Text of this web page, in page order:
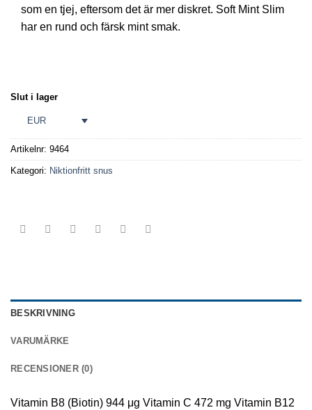
som en tjej, eftersom det är mer diskret. Soft Mint Slim
har en rund och färsk mint smak.
Slut i lager
EUR
Artikelnr: 9464
Kategori: Niktionfritt snus
BESKRIVNING
VARUMÄRKE
RECENSIONER (0)
Vitamin B8 (Biotin) 944 μg Vitamin C 472 mg Vitamin B12